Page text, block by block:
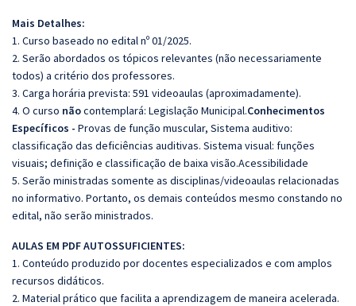
Mais Detalhes:
1. Curso baseado no edital nº 01/2025.
2. Serão abordados os tópicos relevantes (não necessariamente
todos) a critério dos professores.
3. Carga horária prevista: 591 videoaulas (aproximadamente).
4. O curso nãocontemplará: Legislação Municipal.Conhecimentos
Específicos - Provas de função muscular, Sistema auditivo:
classificação das deficiências auditivas. Sistema visual: funções
visuais; definição e classificação de baixa visão.Acessibilidade
5. Serão ministradas somente as disciplinas/videoaulas relacionadas
no informativo. Portanto, os demais conteúdos mesmo constando no
edital, não serão ministrados.
AULAS EM PDF AUTOSSUFICIENTES:
1. Conteúdo produzido por docentes especializados e com amplos
recursos didáticos.
2. Material prático que facilita a aprendizagem de maneira acelerada.